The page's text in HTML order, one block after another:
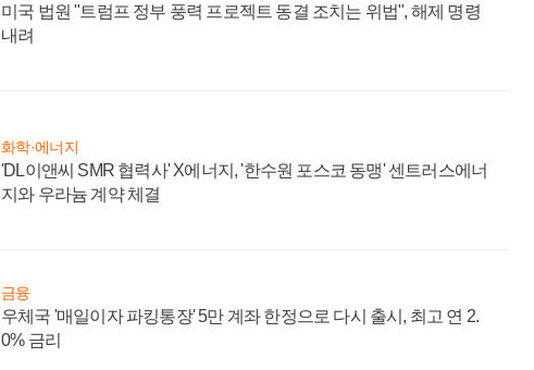
미국 법원 "트럼프 정부 풍력 프로젝트 동결 조치는 위법", 해제 명령
내려
화학·에너지
'DL이앤씨 SMR 협력사' X에너지, '한수원 포스코 동맹' 센트러스에너
지와 우라늄 계약 체결
금융
우체국 '매일이자 파킹통장' 5만 계좌 한정으로 다시 출시, 최고 연 2.
0% 금리